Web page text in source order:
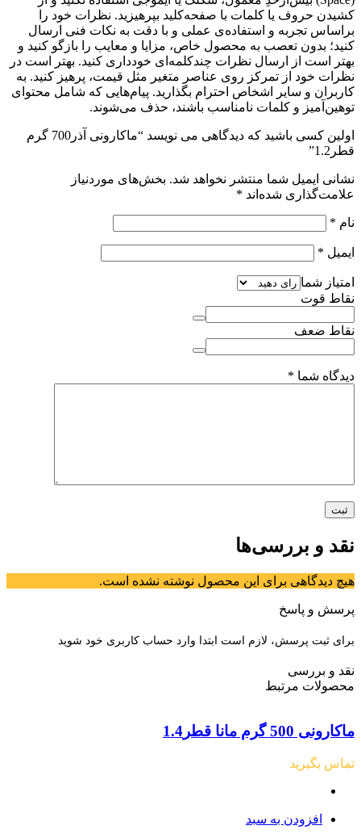
کشیدن حروف یا کلمات با صفحه‌کلید بپرهیزید. نظرات خود را
براساس تجربه و استفاده‌ی عملی و با دقت به نکات فنی ارسال
کنید؛ بدون تعصب به محصول خاص، مزایا و معایب را بازگو کنید و
بهتر است از ارسال نظرات چندکلمه‌‌ای خودداری کنید. بهتر است در
نظرات خود از تمرکز روی عناصر متغیر مثل قیمت، پرهیز کنید. به
کاربران و سایر اشخاص احترام بگذارید. پیام‌هایی که شامل محتوای
توهین‌آمیز و کلمات نامناسب باشند، حذف می‌شوند.
اولین کسی باشید که دیدگاهی می نویسد “ماکارونی آذر700 گرم
قطر1.2”
نشانی ایمیل شما منتشر نخواهد شد. بخش‌های موردنیاز
علامت‌گذاری شده‌اند *
نام *
ایمیل *
امتیاز شما
نقاط قوت
نقاط ضعف
دیدگاه شما *
نقد و بررسی‌ها
هیچ دیدگاهی برای این محصول نوشته نشده است.
پرسش و پاسخ
برای ثبت پرسش، لازم است ابتدا وارد حساب کاربری خود شوید
نقد و بررسی
محصولات مرتبط
ماکارونی 500 گرم مانا قطر1.4
تماس بگیرید
افزودن به سبد